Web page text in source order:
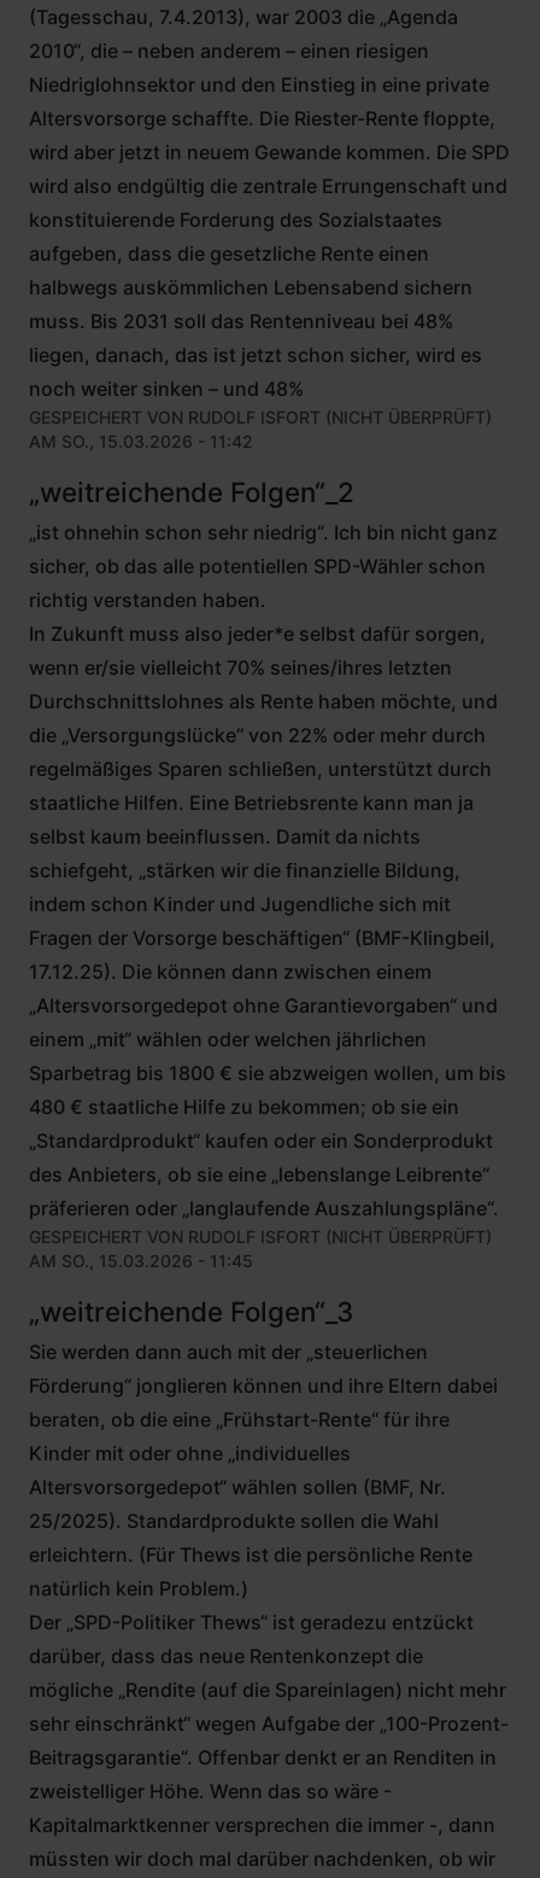
(Tagesschau, 7.4.2013), war 2003 die „Agenda
2010“, die – neben anderem – einen riesigen
Niedriglohnsektor und den Einstieg in eine private
Altersvorsorge schaffte. Die Riester-Rente floppte,
wird aber jetzt in neuem Gewande kommen. Die SPD
wird also endgültig die zentrale Errungenschaft und
konstituierende Forderung des Sozialstaates
aufgeben, dass die gesetzliche Rente einen
halbwegs auskömmlichen Lebensabend sichern
muss. Bis 2031 soll das Rentenniveau bei 48%
liegen, danach, das ist jetzt schon sicher, wird es
noch weiter sinken – und 48%
GESPEICHERT VON RUDOLF ISFORT (NICHT ÜBERPRÜFT)
AM SO., 15.03.2026 - 11:42
„weitreichende Folgen“_2
„ist ohnehin schon sehr niedrig“. Ich bin nicht ganz
sicher, ob das alle potentiellen SPD-Wähler schon
richtig verstanden haben.
In Zukunft muss also jeder*e selbst dafür sorgen,
wenn er/sie vielleicht 70% seines/ihres letzten
Durchschnittslohnes als Rente haben möchte, und
die „Versorgungslücke“ von 22% oder mehr durch
regelmäßiges Sparen schließen, unterstützt durch
staatliche Hilfen. Eine Betriebsrente kann man ja
selbst kaum beeinflussen. Damit da nichts
schiefgeht, „stärken wir die finanzielle Bildung,
indem schon Kinder und Jugendliche sich mit
Fragen der Vorsorge beschäftigen“ (BMF-Klingbeil,
17.12.25). Die können dann zwischen einem
„Altersvorsorgedepot ohne Garantievorgaben“ und
einem „mit“ wählen oder welchen jährlichen
Sparbetrag bis 1800 € sie abzweigen wollen, um bis
480 € staatliche Hilfe zu bekommen; ob sie ein
„Standardprodukt“ kaufen oder ein Sonderprodukt
des Anbieters, ob sie eine „lebenslange Leibrente“
präferieren oder „langlaufende Auszahlungspläne“.
GESPEICHERT VON RUDOLF ISFORT (NICHT ÜBERPRÜFT)
AM SO., 15.03.2026 - 11:45
„weitreichende Folgen“_3
Sie werden dann auch mit der „steuerlichen
Förderung“ jonglieren können und ihre Eltern dabei
beraten, ob die eine „Frühstart-Rente“ für ihre
Kinder mit oder ohne „individuelles
Altersvorsorgedepot“ wählen sollen (BMF, Nr.
25/2025). Standardprodukte sollen die Wahl
erleichtern. (Für Thews ist die persönliche Rente
natürlich kein Problem.)
Der „SPD-Politiker Thews“ ist geradezu entzückt
darüber, dass das neue Rentenkonzept die
mögliche „Rendite (auf die Spareinlagen) nicht mehr
sehr einschränkt“ wegen Aufgabe der „100-Prozent-
Beitragsgarantie“. Offenbar denkt er an Renditen in
zweistelliger Höhe. Wenn das so wäre -
Kapitalmarktkenner versprechen die immer -, dann
müssten wir doch mal darüber nachdenken, ob wir